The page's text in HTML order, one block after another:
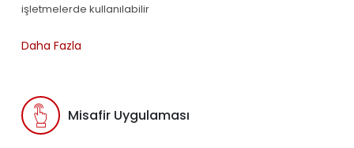
işletmelerde kullanılabilir
Daha Fazla
Misafir Uygulaması